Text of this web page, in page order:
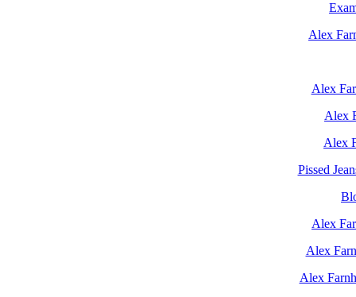
Alex
Alex
Alex
Alex
Pissed
Alex
Alex
Alex